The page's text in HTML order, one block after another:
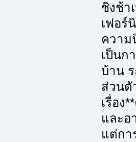
ชิงช้า
เฟอร์
ความ
เป็นก
บ้าน
ส่วนตั
เรื่อง
และอ
แต่กา